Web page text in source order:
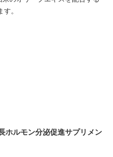
。
ホルモン分泌促進サプリメン